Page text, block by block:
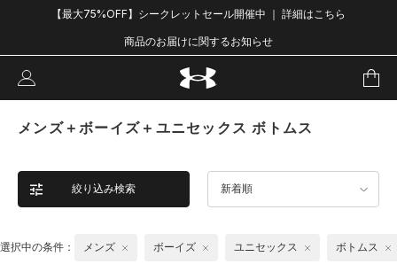
【最大75%OFF】シークレットセール開催中 ｜ 詳細はこちら
商品のお届けに関するお知らせ
メンズ＋ボーイズ＋ユニセックス ボトムス
絞り込み検索 新着順
選択中の条件： メンズ ボーイズ ユニセックス ボトムス